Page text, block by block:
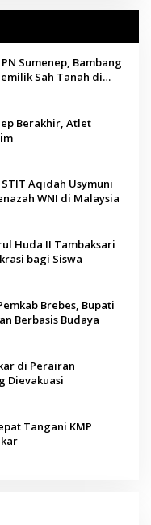
Sumenep, Bambang
Sah Tanah di
Berakhir, Atlet
Aqidah Usymuni
WNI di Malaysia
Huda II Tambaksari
bagi Siswa
Brebes, Bupati
Berbasis Budaya
di Perairan
Dievakuasi
Tangani KMP